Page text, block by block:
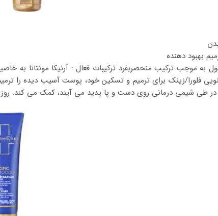
بهبود دهنده
به موجب ترکیب منحصربفرد ترکیبات فعال : آرنیکا مونتانا به
فلورا/زینک برای ترمیم و تسکین خود، پوست آسیب دیده را
درمانی روی دست و پا پدید می آیند، کمک می کند. روزی 3 تا 5 بار روی نواحی آسیب دیده قبل و بعد از تراپی استفاده